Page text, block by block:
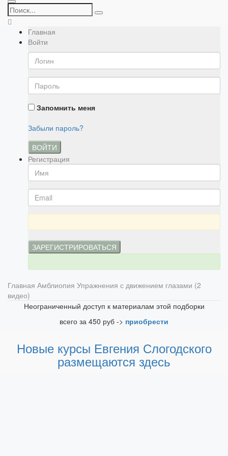
Главная
Войти
Запомнить меня
Забыли пароль?
ВОЙТИ
Регистрация
Главная Амблиопия Упражнения с движением глазами (2
видео)
Неограниченный доступ к материалам этой подборки
всего за 450 руб -> приобрести
Новые курсы Евгения Слогодского
размещаются здесь